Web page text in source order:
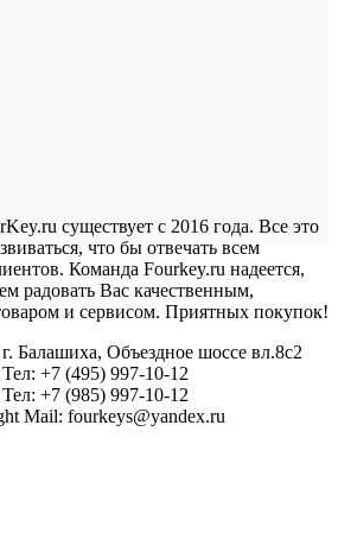
существует с 2016 года. Все это
что бы отвечать всем
Команда Fourkey.ru надеется,
радовать Вас качественным,
и сервисом. Приятных покупок!
г. Балашиха, Объездное шоссе вл.8c2
Тел: +7 (495) 997-10-12
Тел: +7 (985) 997-10-12
Mail: fourkeys@yandex.ru